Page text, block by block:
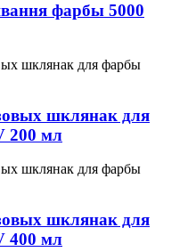
фарбы 5000
шклянак для
200 мл
шклянак для
400 мл